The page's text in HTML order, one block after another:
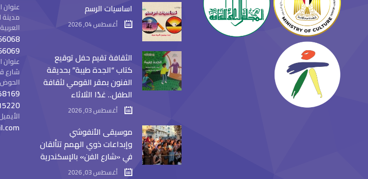
عنوان
العربية
عنوان
شارع
اساسيات الرسم
أغسطس 04, 2026
الثقافة تقيم حفل توقيع
كتاب “الجدة طيبة” بحديقة
الفنون بمقر القومي لثقافة
الطفل.. غدًا الثلاثاء
أغسطس 03, 2026
موسيقى الأنفوشي
وإبداعات ذوي الهمم تتألقان
في «شارع الفن» بالإسكندرية
أغسطس 03, 2026